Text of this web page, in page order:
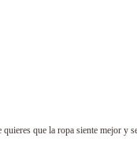
que la ropa siente mejor y